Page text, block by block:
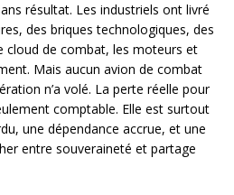
résultat. Les industriels ont livré
des briques technologiques, des
cloud de combat, les moteurs et
Mais aucun avion de combat
n’a volé. La perte réelle pour
comptable. Elle est surtout
une dépendance accrue, et une
entre souveraineté et partage